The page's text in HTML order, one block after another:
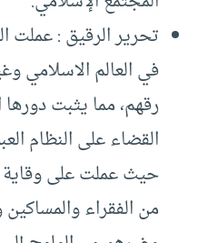
تحرير الرقيق : عملت
في العالم الاسلامي
رقهم، مما يثبت
القضاء على النظام
حيث عملت على وقاية
من الفقراء والمساكين